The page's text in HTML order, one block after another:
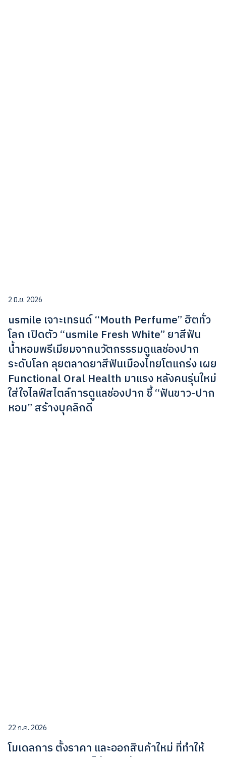
2 มิ.ย. 2026
usmile เจาะเทรนด์ “Mouth Perfume” ฮิตทั่ว
โลก เปิดตัว “usmile Fresh White” ยาสีฟัน
น้ำหอมพรีเมียมจากนวัตกรรรมดูแลช่องปาก
ระดับโลก ลุยตลาดยาสีฟันเมืองไทยโตแกร่ง เผย
Functional Oral Health มาแรง หลังคนรุ่นใหม่
ใส่ใจไลฟ์สไตล์การดูแลช่องปาก ชี้ “ฟันขาว-ปาก
หอม” สร้างบุคลิกดี
22 ก.ค. 2026
โมเดลการ ตั้งราคา และออกสินค้าใหม่ ที่ทำให้